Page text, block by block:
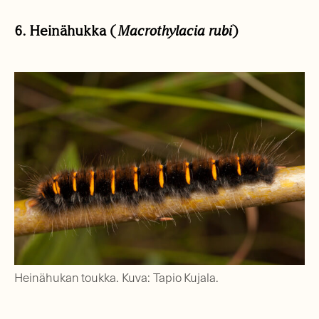
6. Heinähukka (Macrothylacia rubi)
Heinähukan toukka. Kuva: Tapio Kujala.